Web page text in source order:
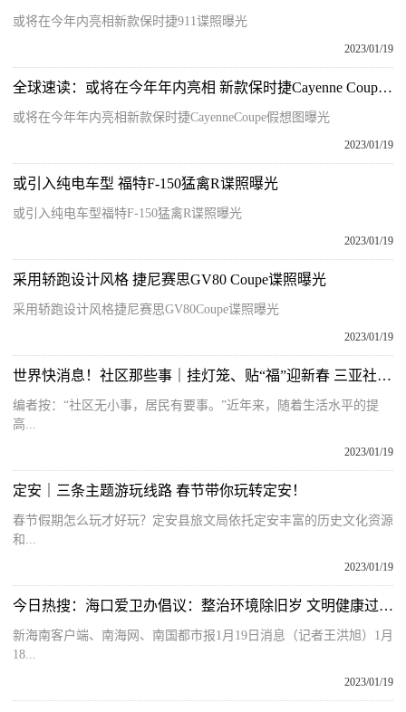
或将在今年内亮相新款保时捷911谍照曝光
2023/01/19
全球速读：或将在今年年内亮相 新款保时捷Cayenne Coupe假想图曝光
或将在今年年内亮相新款保时捷CayenneCoupe假想图曝光
2023/01/19
或引入纯电车型 福特F-150猛禽R谍照曝光
或引入纯电车型福特F-150猛禽R谍照曝光
2023/01/19
采用轿跑设计风格 捷尼赛思GV80 Coupe谍照曝光
采用轿跑设计风格捷尼赛思GV80Coupe谍照曝光
2023/01/19
世界快消息！社区那些事｜挂灯笼、贴“福”迎新春 三亚社区年味浓
编者按：“社区无小事，居民有要事。”近年来，随着生活水平的提
高...
2023/01/19
定安｜三条主题游玩线路 春节带你玩转定安！
春节假期怎么玩才好玩？定安县旅文局依托定安丰富的历史文化资源
和...
2023/01/19
今日热搜：海口爱卫办倡议：整治环境除旧岁 文明健康过大年
新海南客户端、南海网、南国都市报1月19日消息（记者王洪旭）1月
18...
2023/01/19